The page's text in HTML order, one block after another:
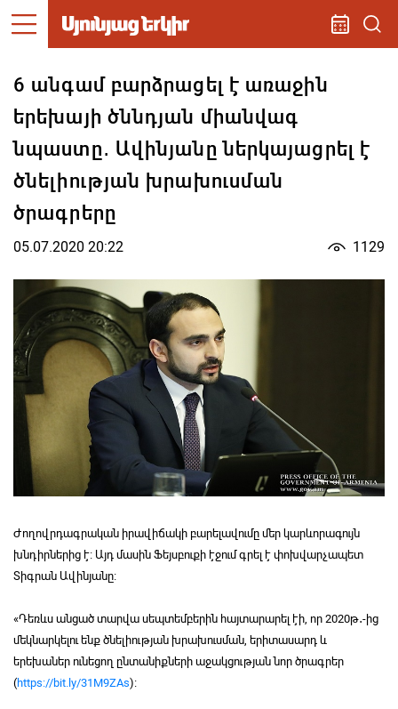
6 անգամ բարձրացել է առաջին
երեխայի ծննդյան միանվագ
նպաստը․ Ավինյանը ներկայացրել է
ծնելիության խրախուսման
ծրագրերը
05.07.2020 20:22 1129
Ժողովրդագրական իրավիճակի բարելավումը մեր կարևորագույն
խնդիրներից է։ Այդ մասին Ֆեյսբուքի էջում գրել է փոխվարչապետ
Տիգրան Ավինյանը։
«Դեռևս անցած տարվա սեպտեմբերին հայտարարել էի, որ 2020թ․-ից
մեկնարկելու ենք ծնելիության խրախուսման, երիտասարդ և
երեխաներ ունեցող ընտանիքների աջակցության նոր ծրագրեր
(https://bit.ly/31M9ZAs)։